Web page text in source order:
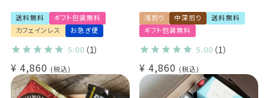
デカフェセイロンティー / 有機
グリーンルイボスティー
デカフェコーヒー豆（100g×2
袋）
デカフェ メキシコ
特別なデカフェギフト
送料無料 お礼 内祝 出産祝い
送料無料
ギフト包装無料
カフェインレス
お急ぎ便
5.00 （1）
¥ 4,860 税込
アイスコーヒーにオススメ◎
エチオピア ウェスト アルシ ゴ
ロルチャ CWS 200g
コスタリカ ラ・パストーラ農園
贈り物 プレゼント
浅煎り 中深煎り
送料無料
ギフト包装無料
5.00 （1）
¥ 4,860 税込